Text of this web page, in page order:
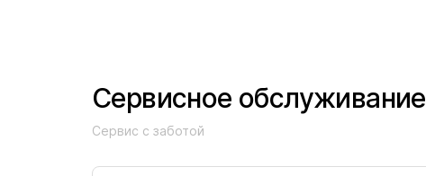
Сервисное обслуживание
Сервис с заботой